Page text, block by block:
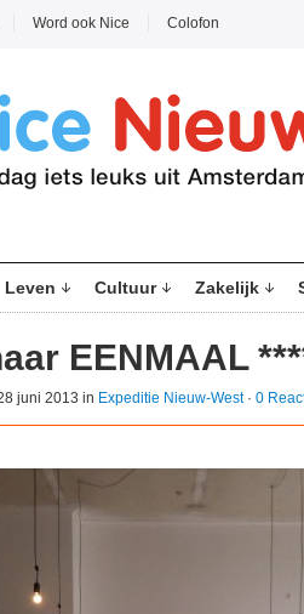
Word ook Nice Colofon
Leven Cultuur Zakelijk
EENMAAL
juni 2013 in Expeditie Nieuw-West· 0